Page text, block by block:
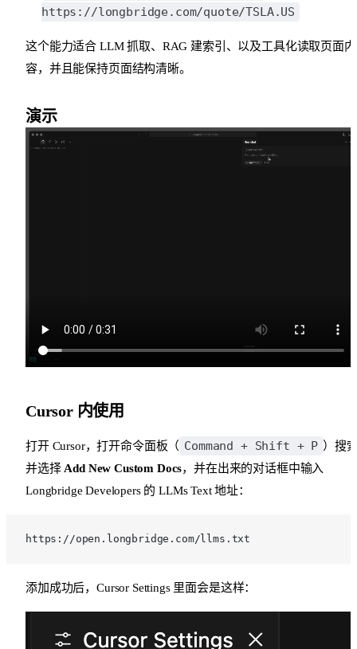
https://longbridge.com/quote/TSLA.US
这个能力适合 LLM 抓取、RAG 建索引、以及工具化读取页面内
容，并且能保持页面结构清晰。
演示
Cursor 内使用
打开 Cursor，打开命令面板（ Command + Shift + P ）搜
并选择 Add New Custom Docs，并在出来的对话框中输入
Longbridge Developers 的 LLMs Text 地址：
https://open.longbridge.com/llms.txt
添加成功后，Cursor Settings 里面会是这样：